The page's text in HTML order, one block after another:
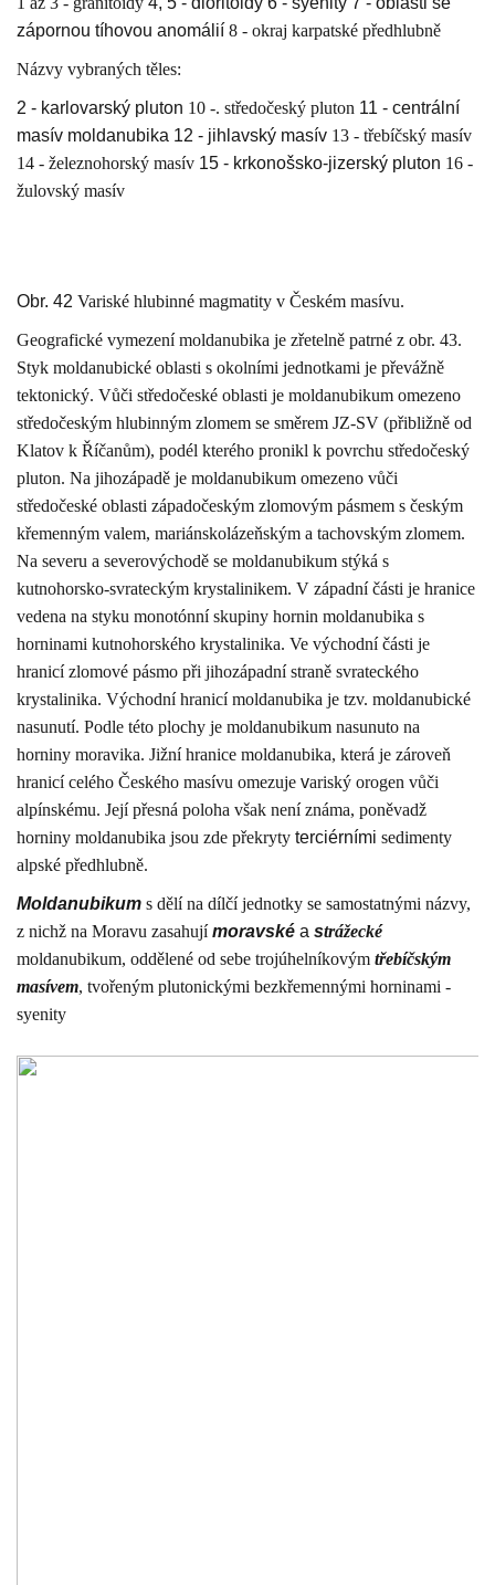
zápornou tíhovou anomálií 8 - okraj karpatské předhlubně
Názvy vybraných těles:
2 - karlovarský pluton 10 -. středočeský pluton 11 - centrální
masív moldanubika 12 - jihlavský masív 13 - třebíčský masív
14 - železnohorský masív 15 - krkonošsko-jizerský pluton 16 -
žulovský masív
Obr. 42 Variské hlubinné magmatity v Českém masívu.
Geografické vymezení moldanubika je zřetelně patrné z obr. 43.
Styk moldanubické oblasti s okolními jednotkami je převážně
tektonický. Vůči středočeské oblasti je moldanubikum omezeno
středočeským hlubinným zlomem se směrem JZ-SV (přibližně od
Klatov k Říčanům), podél kterého pronikl k povrchu středočeský
pluton. Na jihozápadě je moldanubikum omezeno vůči
středočeské oblasti západočeským zlomovým pásmem s českým
křemenným valem, mariánskolázeňským a tachovským zlomem.
Na severu a severovýchodě se moldanubikum stýká s
kutnohorsko-svrateckým krystalinikem. V západní části je hranice
vedena na styku monotónní skupiny hornin moldanubika s
horninami kutnohorského krystalinika. Ve východní části je
hranicí zlomové pásmo při jihozápadní straně svrateckého
krystalinika. Východní hranicí moldanubika je tzv. moldanubické
nasunutí. Podle této plochy je moldanubikum nasunuto na
horniny moravika. Jižní hranice moldanubika, která je zároveň
hranicí celého Českého masívu omezuje variský orogen vůči
alpínskému. Její přesná poloha však není známa, poněvadž
horniny moldanubika jsou zde překryty terciérními sedimenty
alpské předhlubně.
Moldanubikum s dělí na dílčí jednotky se samostatnými názvy,
z nichž na Moravu zasahujímoravské a strážecké
moldanubikum, oddělené od sebe trojúhelníkovým třebíčským
masívem, tvořeným plutonickými bezkřemennými horninami -
syenity